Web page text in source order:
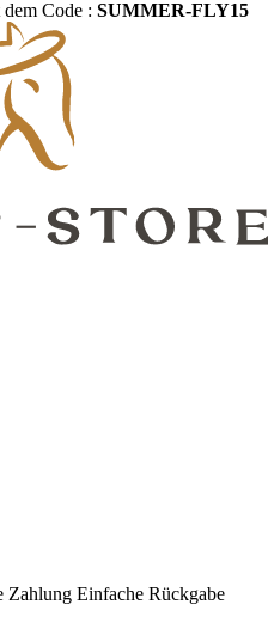
Code : SUMMER-FLY15
Zahlung Einfache Rückgabe